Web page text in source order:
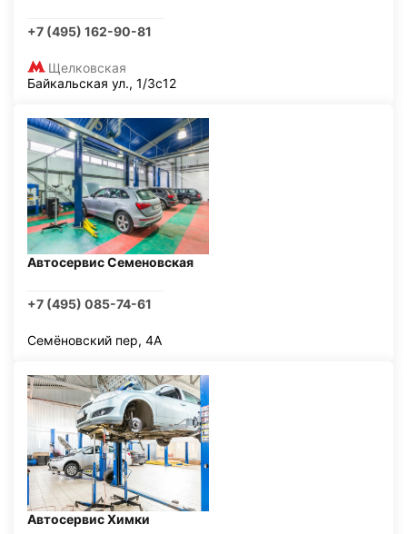
+7 (495) 162-90-81
Щелковская
Байкальская ул., 1/3с12
Автосервис Семеновская
+7 (495) 085-74-61
Семёновский пер, 4А
Автосервис Химки